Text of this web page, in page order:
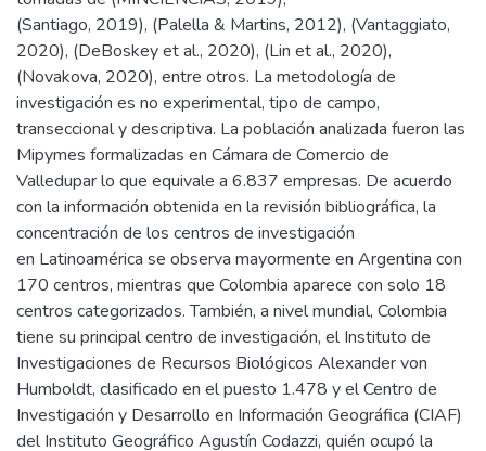
(Santiago, 2019), (Palella & Martins, 2012), (Vantaggiato,
2020), (DeBoskey et al., 2020), (Lin et al., 2020),
(Novakova, 2020), entre otros. La metodología de
investigación es no experimental, tipo de campo,
transeccional y descriptiva. La población analizada fueron las
Mipymes formalizadas en Cámara de Comercio de
Valledupar lo que equivale a 6.837 empresas. De acuerdo
con la información obtenida en la revisión bibliográfica, la
concentración de los centros de investigación
en Latinoamérica se observa mayormente en Argentina con
170 centros, mientras que Colombia aparece con solo 18
centros categorizados. También, a nivel mundial, Colombia
tiene su principal centro de investigación, el Instituto de
Investigaciones de Recursos Biológicos Alexander von
Humboldt, clasificado en el puesto 1.478 y el Centro de
Investigación y Desarrollo en Información Geográfica (CIAF)
del Instituto Geográfico Agustín Codazzi, quién ocupó la